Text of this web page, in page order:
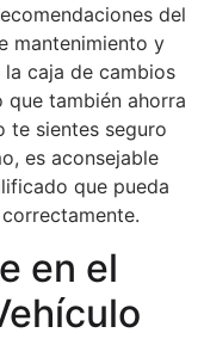
del
mantenimiento y
caja de cambios
que también ahorra
te sientes seguro
es aconsejable
que pueda
en el